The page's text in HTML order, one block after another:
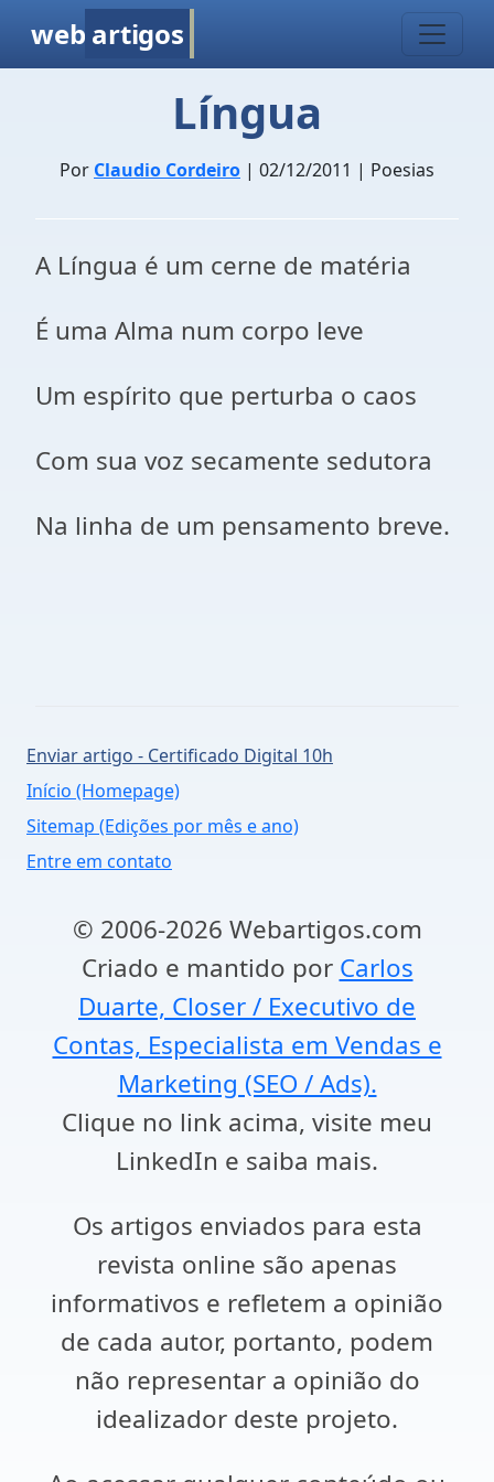
web artigos
Língua
Por Claudio Cordeiro | 02/12/2011 | Poesias
A Língua é um cerne de matéria
É uma Alma num corpo leve
Um espírito que perturba o caos
Com sua voz secamente sedutora
Na linha de um pensamento breve.
Enviar artigo - Certificado Digital 10h
Início (Homepage)
Sitemap (Edições por mês e ano)
Entre em contato
© 2006-2026 Webartigos.com
Criado e mantido por Carlos
Duarte, Closer / Executivo de
Contas, Especialista em Vendas e
Marketing (SEO / Ads).
Clique no link acima, visite meu
LinkedIn e saiba mais.
Os artigos enviados para esta
revista online são apenas
informativos e refletem a opinião
de cada autor, portanto, podem
não representar a opinião do
idealizador deste projeto.